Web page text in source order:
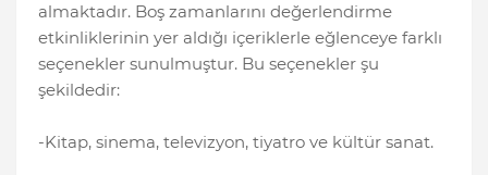
almaktadır. Boş zamanlarını değerlendirme
etkinliklerinin yer aldığı içeriklerle eğlenceye farklı
seçenekler sunulmuştur. Bu seçenekler şu
şekildedir:
-Kitap, sinema, televizyon, tiyatro ve kültür sanat.